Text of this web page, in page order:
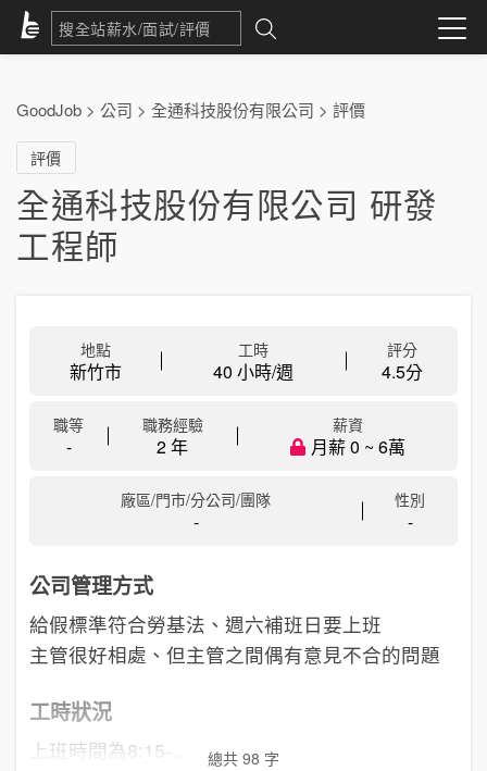
GoodJob > 公司 > 全通科技股份有限公司 > 評價
評價
全通科技股份有限公司 研發
工程師
地點
新竹市
工時
40 小時/週
評分
4.5分
職等
-
職務經驗
2 年
薪資
月薪 0 ~ 6萬
廠區/門市/分公司/團隊
-
性別
-
公司管理方式
給假標準符合勞基法、週六補班日要上班
主管很好相處、但主管之間偶有意見不合的問題
工時狀況
上班時間為8:15-... 總共 98 字